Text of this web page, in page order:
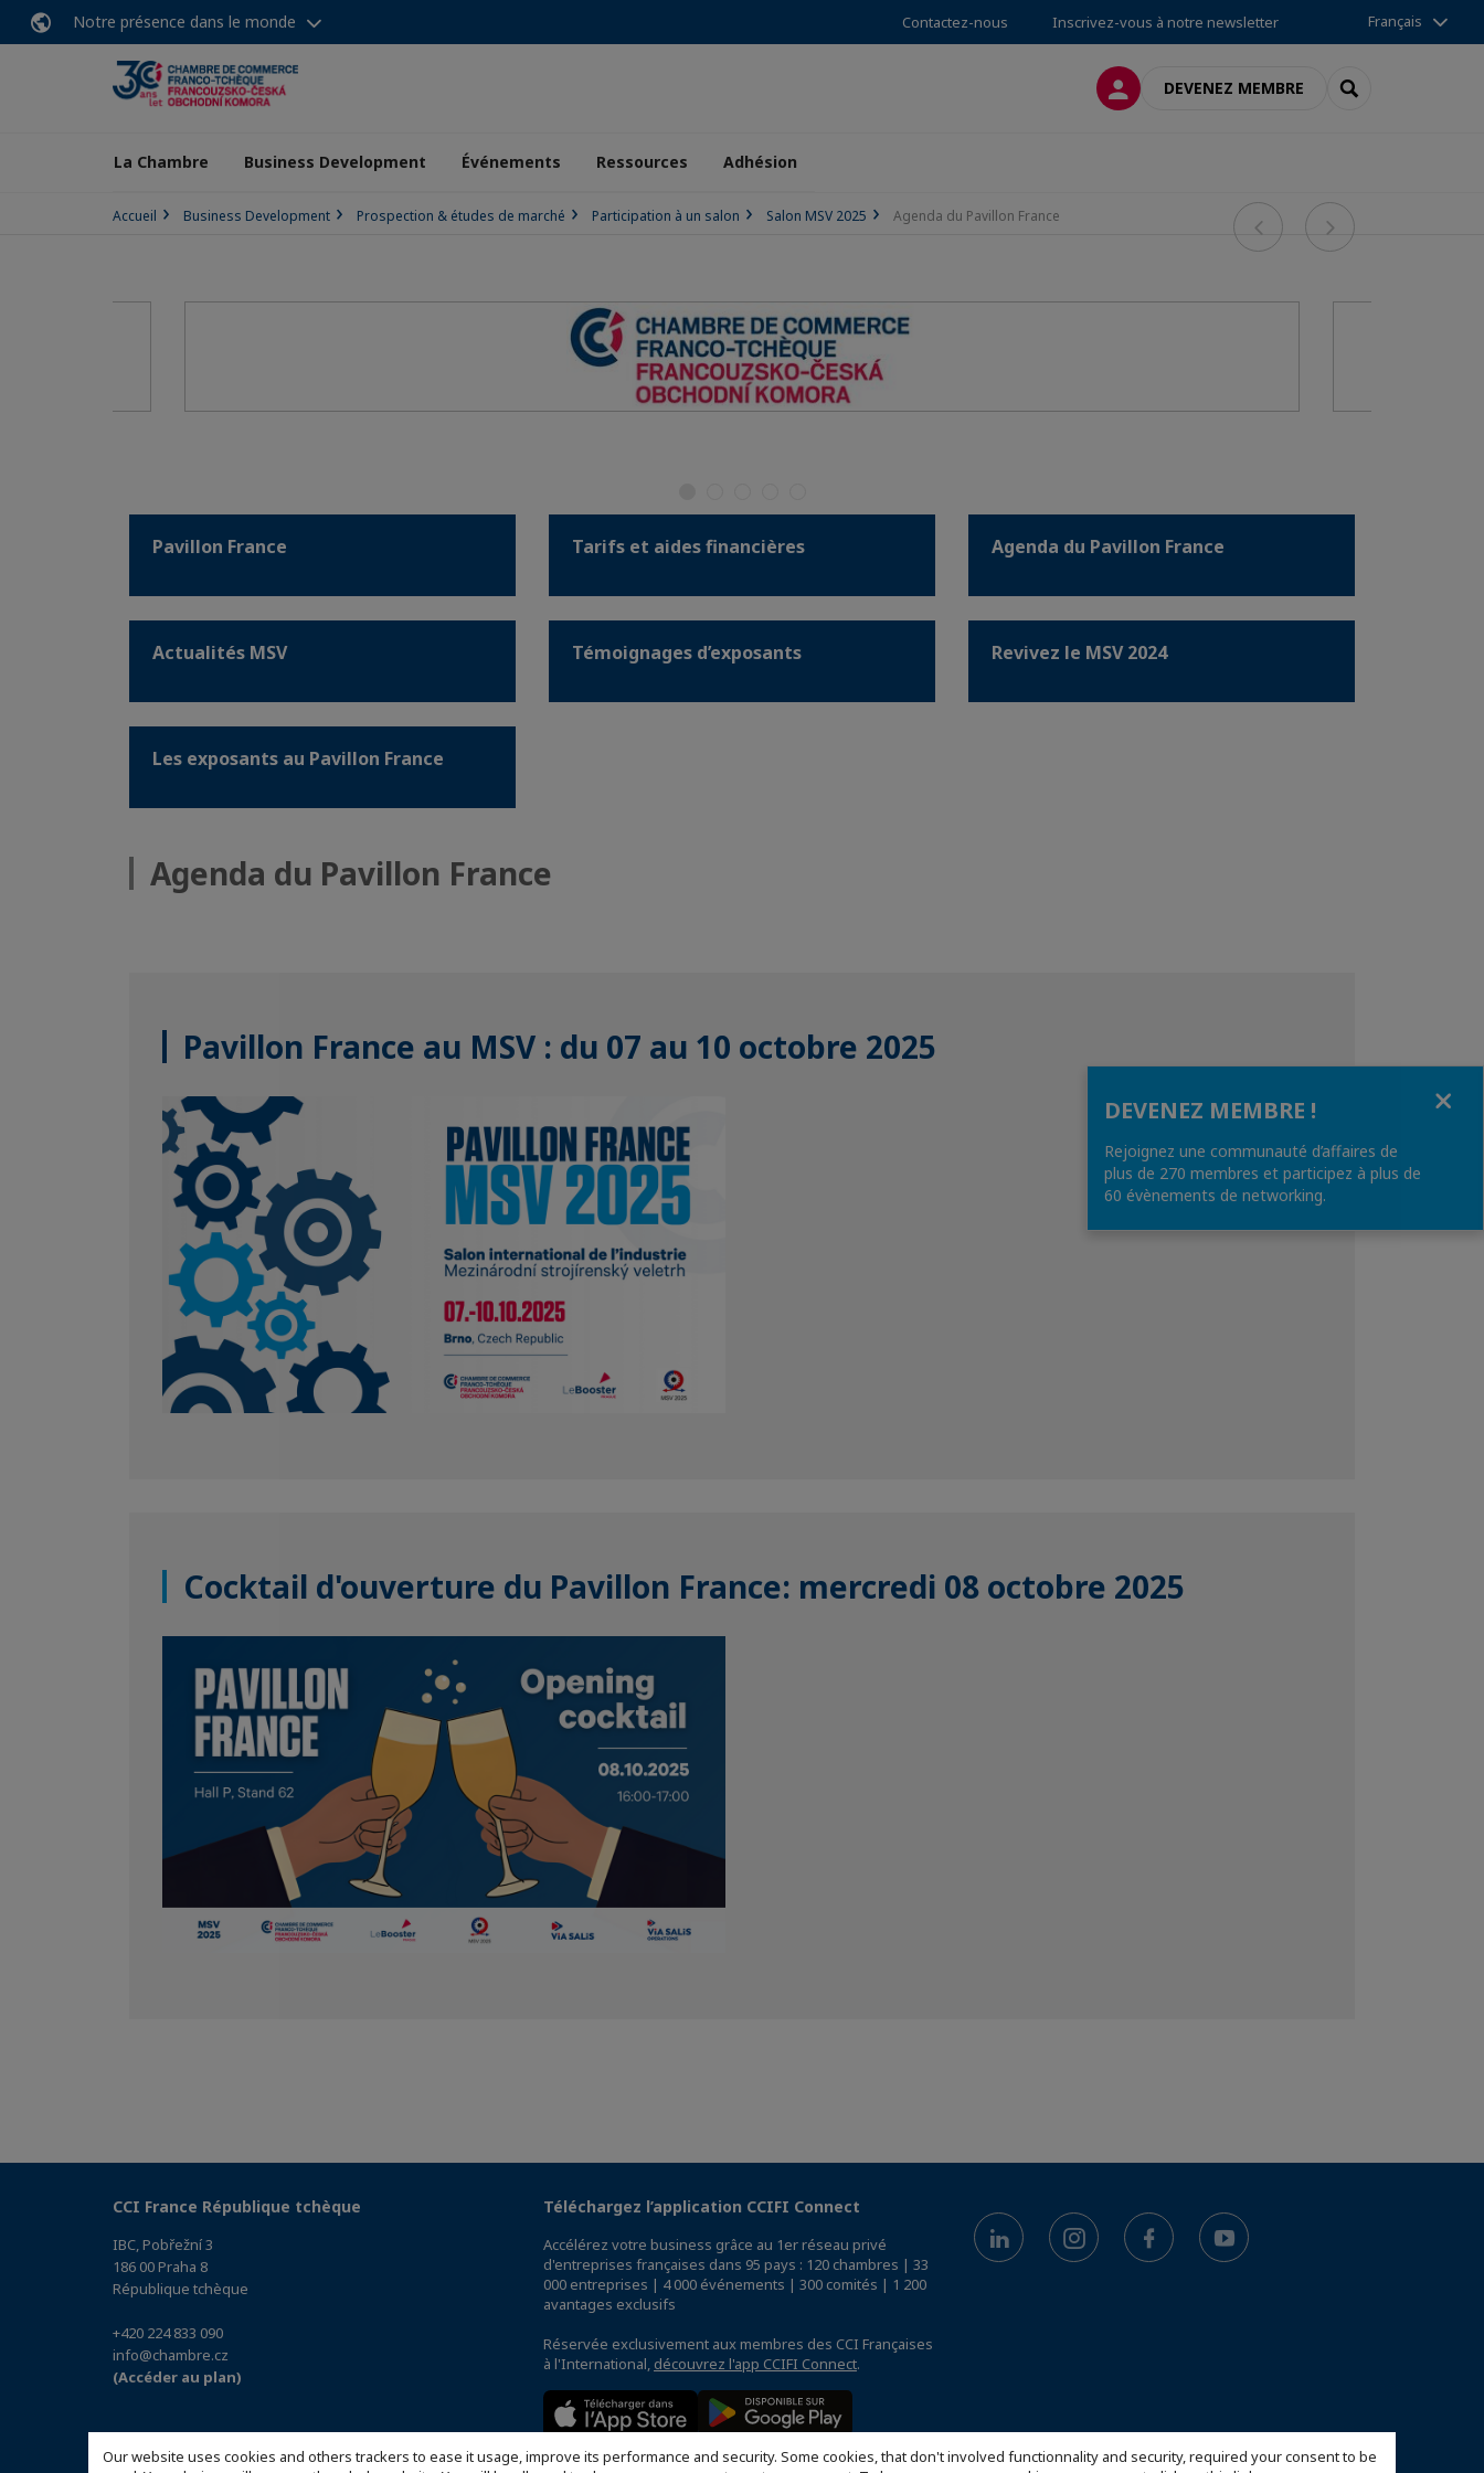
Our website uses cookies and others trackers to ease it usage, improve its performance and security. Some cookies, that don't involved functionnality and security, required your consent to be
Notre présence dans le monde Contactez-nous Inscrivez-vous à notre newsletter Français
CONNEXIONDEVENEZ MEMBRE RECHERCHER
La Chambre Business Development Événements Ressources Adhésion
Accueil Business Development Prospection & études de marché Participation à un salon Salon MSV 2025 Agenda du Pavillon France Previous
Pavillon France Tarifs et aides financières Agenda du Pavillon France
Actualités MSV Témoignages d’exposants Revivez le MSV 2024
Les exposants au Pavillon France
Agenda du Pavillon France
Pavillon France au MSV : du 07 au 10 octobre 2025
Cocktail d'ouverture du Pavillon France: mercredi 08 octobre 2025
CCI France République tchèque
IBC, Pobřežní 3
186 00 Praha 8
République tchèque
+420 224 833 090
info@chambre.cz
(Accéder au plan)
Téléchargez l’application CCIFI Connect
Accélérez votre business grâce au 1er réseau privé
d'entreprises françaises dans 95 pays : 120 chambres | 33
000 entreprises | 4 000 événements | 300 comités | 1 200
avantages exclusifs
Réservée exclusivement aux membres des CCI Françaises
à l'International, découvrez l'app CCIFI Connect.
DEVENEZ MEMBRE !
Rejoignez une communauté d’affaires de
plus de 270 membres et participez à plus de
60 évènements de networking.